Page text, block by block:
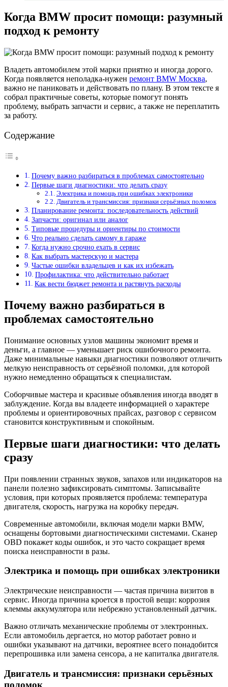
Когда BMW просит помощи: разумный
подход к ремонту
Владеть автомобилем этой марки приятно и иногда дорого.
Когда появляется неполадка-нужен ремонт BMW Москва,
важно не паниковать и действовать по плану. В этом тексте я
собрал практичные советы, которые помогут понять
проблему, выбрать запчасти и сервис, а также не переплатить
за работу.
Содержание
Почему важно разбираться в проблемах самостоятельно
Первые шаги диагностики: что делать сразу
Электрика и помощь при ошибках электроники
Двигатель и трансмиссия: признаки серьёзных поломок
Планирование ремонта: последовательность действий
Запчасти: оригинал или аналог
Типовые процедуры и ориентиры по стоимости
Что реально сделать самому в гараже
Когда нужно срочно ехать в сервис
Как выбрать мастерскую и мастера
Частые ошибки владельцев и как их избежать
Профилактика: что действительно работает
Как вести бюджет ремонта и растянуть расходы
Почему важно разбираться в
проблемах самостоятельно
Понимание основных узлов машины экономит время и
деньги, а главное — уменьшает риск ошибочного ремонта.
Даже минимальные навыки диагностики позволяют отличить
мелкую неисправность от серьёзной поломки, для которой
нужно немедленно обращаться к специалистам.
Соборчивые мастера и красивые объявления иногда вводят в
заблуждение. Когда вы владеете информацией о характере
проблемы и ориентировочных прайсах, разговор с сервисом
становится конструктивным и спокойным.
Первые шаги диагностики: что делать
сразу
При появлении странных звуков, запахов или индикаторов на
панели полезно зафиксировать симптомы. Записывайте
условия, при которых проявляется проблема: температура
двигателя, скорость, нагрузка на коробку передач.
Современные автомобили, включая модели марки BMW,
оснащены бортовыми диагностическими системами. Сканер
OBD покажет коды ошибок, и это часто сокращает время
поиска неисправности в разы.
Электрика и помощь при ошибках электроники
Электрические неисправности — частая причина визитов в
сервис. Иногда причина кроется в простой вещи: коррозия
клеммы аккумулятора или небрежно установленный датчик.
Важно отличать механические проблемы от электронных.
Если автомобиль дергается, но мотор работает ровно и
ошибки указывают на датчики, вероятнее всего понадобится
перепрошивка или замена сенсора, а не капиталка двигателя.
Двигатель и трансмиссия: признаки серьёзных
поломок